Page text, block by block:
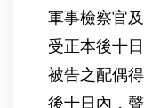
軍事檢察官
受正本後十
被告之配偶
後十日內，聲